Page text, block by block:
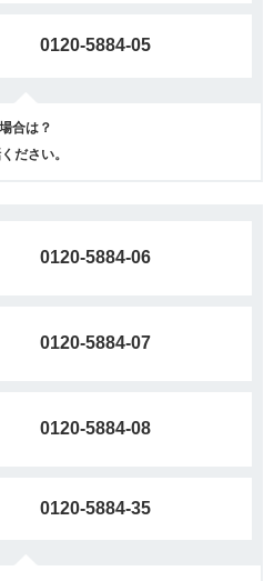
0120-5884-05
合は？
ださい。
0120-5884-06
0120-5884-07
0120-5884-08
0120-5884-35